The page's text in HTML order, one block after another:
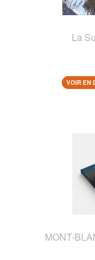
La
VOIR EN
MONT-